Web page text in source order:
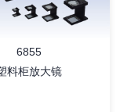
详情
6855
料柜放大镜